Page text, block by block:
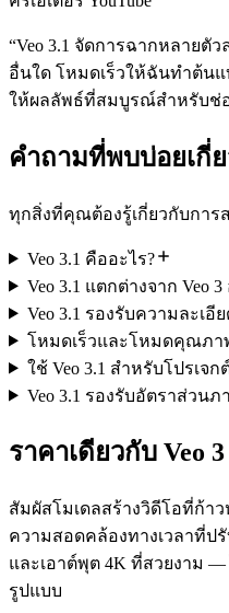
“Veo 3.1 จัดการฉากหลายตั
อื่นใด โหมดเร็วให้ฉันทำต้น
ให้ผลลัพธ์ที่สมบูรณ์สำหรับช่
คำถามที่พบบ่อยเกี่ย
ทุกสิ่งที่คุณต้องรู้เกี่ยวกับการส
Veo 3.1 คืออะไร?
Veo 3.1 แตกต่างจาก Veo 3
Veo 3.1 รองรับความละเอี
โหมดเร็วและโหมดคุณภาพ
ใช้ Veo 3.1 สำหรับโปรเจ
Veo 3.1 รองรับอัตราส่วนภ
ราคาเดียวกับ Veo
สัมผัสโมเดลสร้างวิดีโอที่ก้าว
ความสอดคล้องทางเวลาที่ป
และเอาต์พุต 4K ที่สวยงาม
รูปแบบ